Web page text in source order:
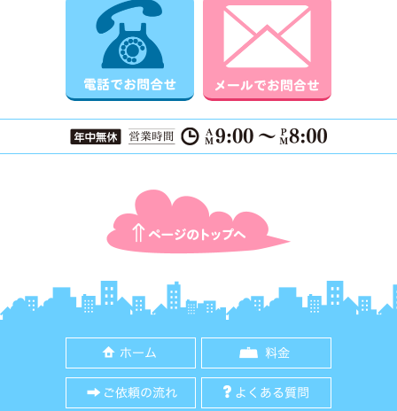
ご依頼の流れ